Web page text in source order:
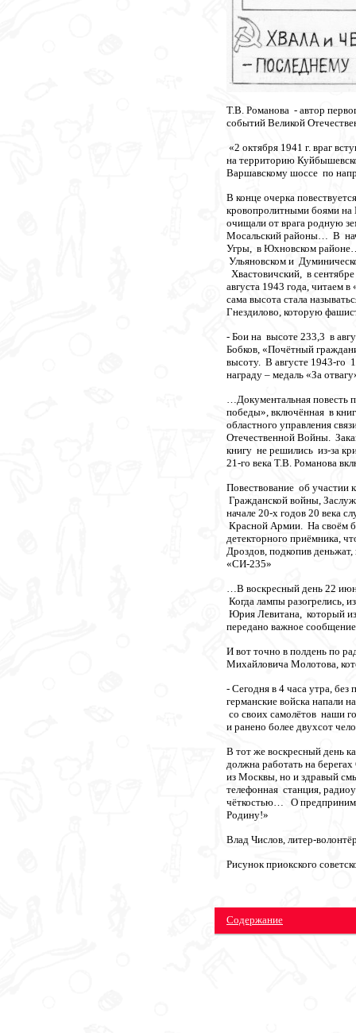
Т.В. Романова - автор
событий Великой
«2 октября 1941 г. враг
на территорию
Варшавскому шоссе по
В конце очерка
кровопролитными боями на
очищали от врага родную
Мосальский районы… В
Угры, в Юхновском
Ульяновском и
Хвастовичский, в
августа 1943 года, читаем
сама высота стала
Гнездилово, которую
- Бои на высоте 233,3 в
Бобков, «Почётный
высоту. В августе 1943-го
награду – медаль «За
…Документальная повесть
победы», включённая в
областного управления
Отечественной Войны.
книгу не решились из-за
21-го века Т.В. Романова
Повествование об участии
Гражданской войны,
начале 20-х годов 20 века
Красной Армии. На своём
детекторного приёмника,
Дроздов, подкопив
«СИ-235»
…В воскресный день 22
Когда лампы разогрелись,
Юрия Левитана, который
передано важное
И вот точно в полдень по
Михайловича Молотова,
- Сегодня в 4 часа утра,
германские войска напали
со своих самолётов наши
и ранено более двухсот
В тот же воскресный день
должна работать на
из Москвы, но и здравый
телефонная станция,
чёткостью… О
Родину!»
Влад Числов, литер-
Рисунок приокского
Содержание